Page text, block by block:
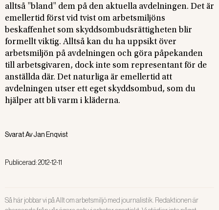
alltså "bland" dem på den aktuella avdelningen. Det är
emellertid först vid tvist om arbetsmiljöns
beskaffenhet som skyddsombudsrättigheten blir
formellt viktig. Alltså kan du ha uppsikt över
arbetsmiljön på avdelningen och göra påpekanden
till arbetsgivaren, dock inte som representant för de
anställda där. Det naturliga är emellertid att
avdelningen utser ett eget skyddsombud, som du
hjälper att bli varm i kläderna.
Svarat AvJan Enqvist
Publicerad:2012-12-11
Så här jobbar vi på Allt om arbetsmiljö med journalistik. Redaktionen är